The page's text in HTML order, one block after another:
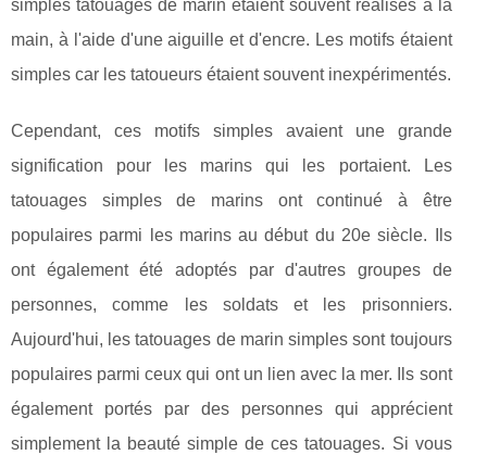
simples tatouages de marin étaient souvent réalisés à la
main, à l'aide d'une aiguille et d'encre. Les motifs étaient
simples car les tatoueurs étaient souvent inexpérimentés.
Cependant, ces motifs simples avaient une grande
signification pour les marins qui les portaient. Les
tatouages simples de marins ont continué à être
populaires parmi les marins au début du 20e siècle. Ils
ont également été adoptés par d'autres groupes de
personnes, comme les soldats et les prisonniers.
Aujourd'hui, les tatouages de marin simples sont toujours
populaires parmi ceux qui ont un lien avec la mer. Ils sont
également portés par des personnes qui apprécient
simplement la beauté simple de ces tatouages. Si vous